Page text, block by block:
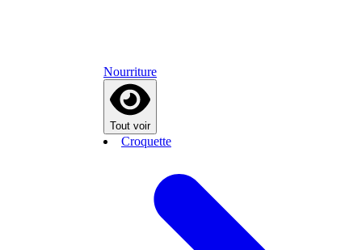
Nourriture
Tout voir
Croquette